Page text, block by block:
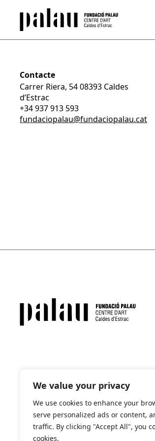
We value your privacy
We use cookies to enhance your
serve personalized ads or content,
traffic. By clicking "Accept All", you
cookies.
Contacte
Carrer Riera, 54 08393 Caldes
d’Estrac
+34 937 913 593
fundaciopalau@fundaciopalau.cat